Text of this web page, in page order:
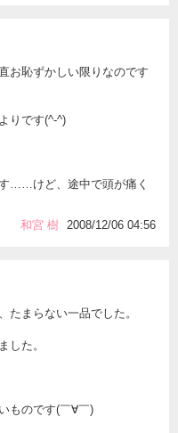
お恥ずかしい限りなのです
りです(^-^)
……けど、途中で頭が痛く
和宮 樹
2008/12/06 04:56
たまらない一品でした。
した。
ものです(￣∀￣)